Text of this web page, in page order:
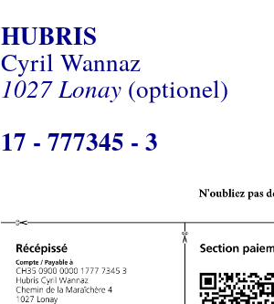
HUBRIS
Cyril Wannaz
1027 Lonay (optionel)
17 - 777345 - 3